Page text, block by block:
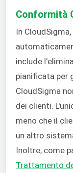
Conformità
In
include
pianificata per
CloudSigma
dei clienti.
meno che il
un altro
Inoltre, come
Trattamento